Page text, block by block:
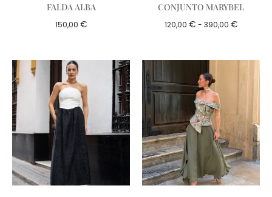
FALDA ALBA
150,00 €
CONJUNTO MARYBEL
120,00 € - 390,00 €